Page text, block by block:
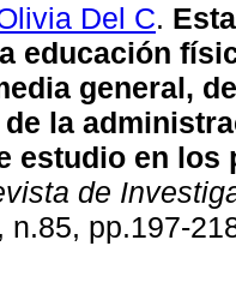
Del C.
educación
general,
la
estudio en los
de
n.85, pp.197-